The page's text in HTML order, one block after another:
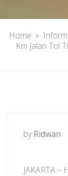
Home
Km Jalan Tol
by Ridwan
JAKARTA